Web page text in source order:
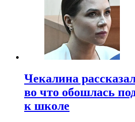
Чекалина
во что обошлась
к школе